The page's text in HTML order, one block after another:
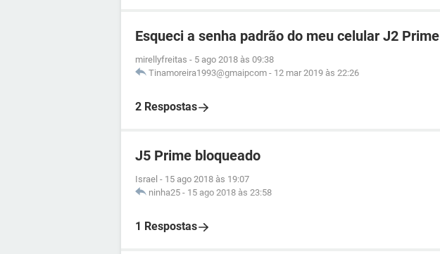
Esqueci a senha padrão do meu celular J2 Prime
mirellyfreitas - 5 ago 2018 às 09:38
Tinamoreira1993@gmaipcom - 12 mar 2019 às 22:26
2 Respostas
J5 Prime bloqueado
Israel - 15 ago 2018 às 19:07
ninha25 - 15 ago 2018 às 23:58
1 Respostas